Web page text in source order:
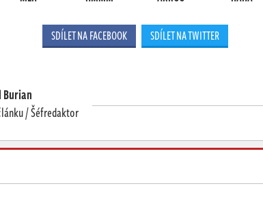
SDÍLET NA FACEBOOK SDÍLET NA TWITTER
/ Šéfredaktor